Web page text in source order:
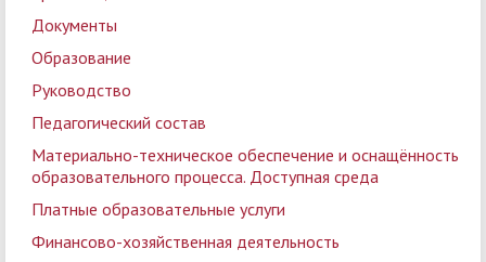
Документы
Образование
Руководство
Педагогический состав
Материально-техническое обеспечение и оснащённость
образовательного процесса. Доступная среда
Платные образовательные услуги
Финансово-хозяйственная деятельность